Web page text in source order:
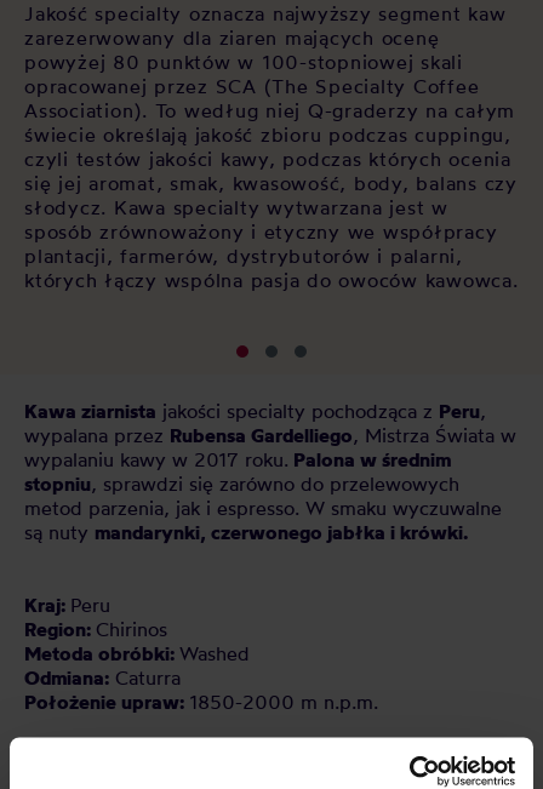
Jakość specialty oznacza najwyższy segment kaw
zarezerwowany dla ziaren mających ocenę
powyżej 80 punktów w 100-stopniowej skali
opracowanej przez SCA (The Specialty Coffee
Association). To według niej Q-graderzy na całym
świecie określają jakość zbioru podczas cuppingu,
czyli testów jakości kawy, podczas których ocenia
się jej aromat, smak, kwasowość, body, balans czy
słodycz. Kawa specialty wytwarzana jest w
sposób zrównoważony i etyczny we współpracy
plantacji, farmerów, dystrybutorów i palarni,
których łączy wspólna pasja do owoców kawowca.
Kawa ziarnista jakości specialty pochodząca z Peru,
wypalana przez Rubensa Gardelliego, Mistrza Świata w
wypalaniu kawy w 2017 roku. Palona w średnim
stopniu, sprawdzi się zarówno do przelewowych
metod parzenia, jak i espresso. W smaku wyczuwalne
są nuty mandarynki, czerwonego jabłka i krówki.
Kraj: Peru
Region: Chirinos
Metoda obróbki: Washed
Odmiana: Caturra
Położenie upraw: 1850-2000 m n.p.m.
Przechowywać w suchym i chłodnym miejscu.